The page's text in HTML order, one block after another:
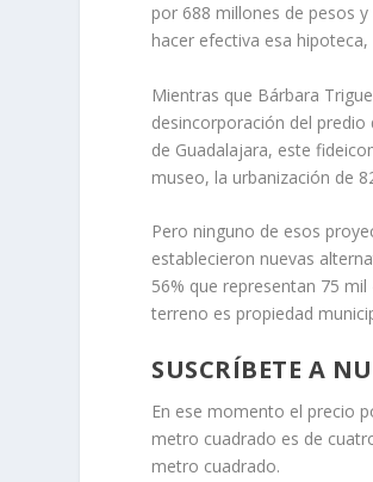
por 688 millones de pesos
hacer efectiva esa
Mientras que Bárbara
desincorporación del
de Guadalajara, este
museo, la urbanización de
Pero ninguno de esos
establecieron nuevas
56% que representan 75
terreno es propiedad
SUSCRÍBETE A
En ese momento el precio
metro cuadrado es de
metro cuadrado.